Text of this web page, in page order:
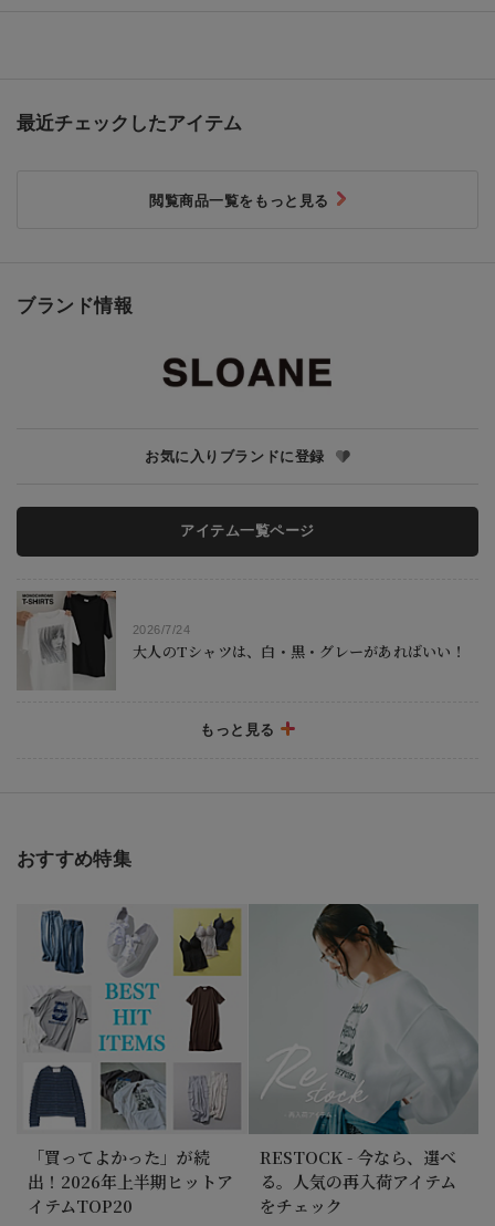
ブランド情報
お気に入りブランドに登録
アイテム一覧ページ
2026/7/24
大人のTシャツは、白・黒・グレーがあればいい！
2026/7/16 NEW！
【50代 週末コーデ】猛暑日も涼しく着映える。接触
冷感ワンピースで作る夏のお出かけスタイル
2026/7/11 更新！
もっと見る
最近チェックしたアイテム
閲覧商品一覧をもっと見る
おすすめ特集
「買ってよかった」が続
出！2026年上半期ヒットア
イテムTOP20
RESTOCK - 今なら、選べ
る。人気の再入荷アイテム
をチェック